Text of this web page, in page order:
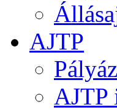
AJTP
AJTP